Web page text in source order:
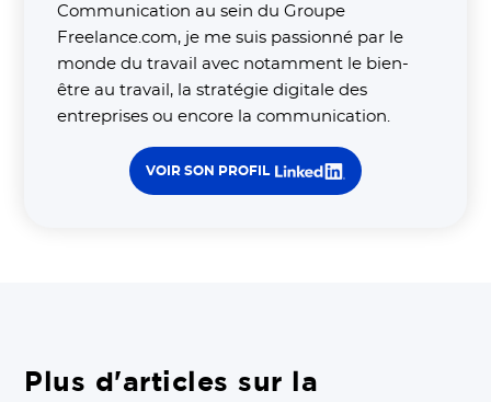
Communication au sein du Groupe
Freelance.com, je me suis passionné par le
monde du travail avec notamment le bien-
être au travail, la stratégie digitale des
entreprises ou encore la communication.
VOIR SON PROFIL
Plus d'articles sur la